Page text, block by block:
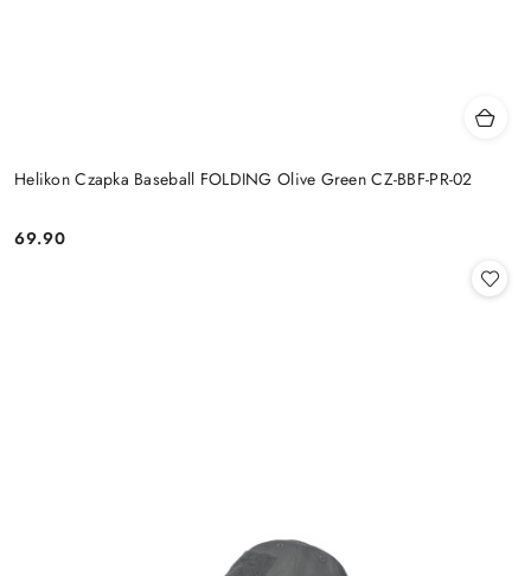
Helikon Czapka Baseball FOLDING Olive Green CZ-BBF-PR-02
Cena:
69.90